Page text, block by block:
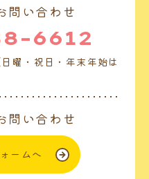
問い合わせ
6612
曜・祝日・年末年始は
問い合わせ
ームへ